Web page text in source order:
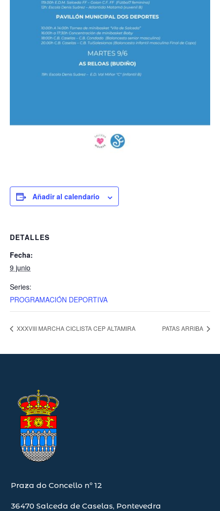
Añadir al calendario
DETALLES
Fecha:
9 junio
Series:
PROGRAMACIÓN DEPORTIVA
XXXVIII MARCHA CICLISTA CEP ALTAMIRA PATAS ARRIBA
Praza do Concello nº 12
36470 Salceda de Caselas, Pontevedra